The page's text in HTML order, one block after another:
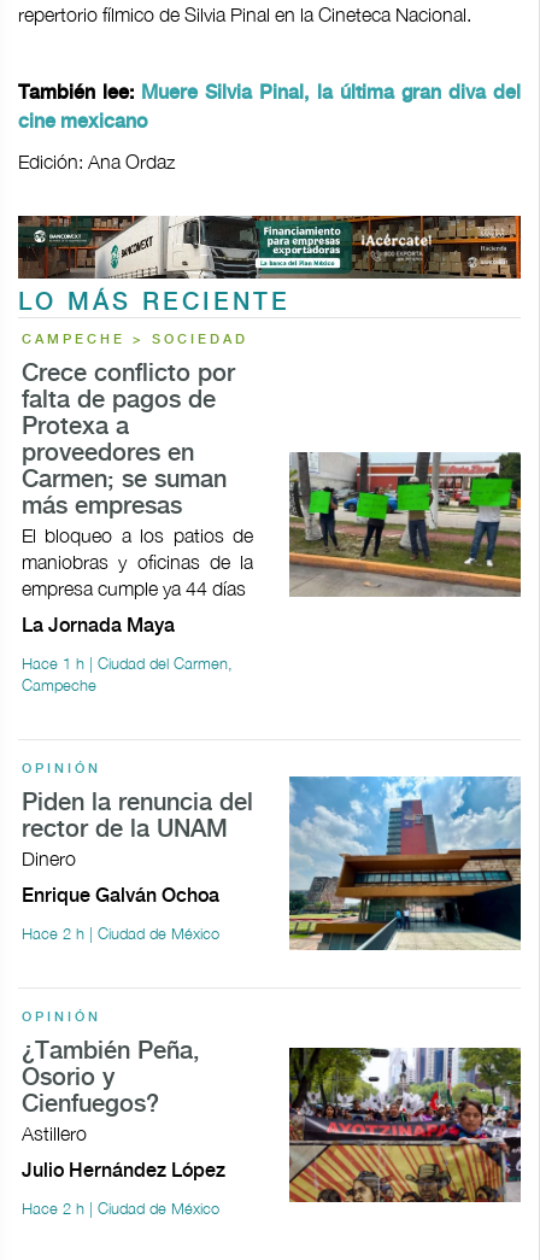
repertorio fílmico de Silvia Pinal en la Cineteca Nacional.
También lee: Muere Silvia Pinal, la última gran diva del
cine mexicano
Edición: Ana Ordaz
LO MÁS RECIENTE
CAMPECHE > SOCIEDAD
Crece conflicto por
falta de pagos de
Protexa a
proveedores en
Carmen; se suman
más empresas
El bloqueo a los patios de
maniobras y oficinas de la
empresa cumple ya 44 días
La Jornada Maya
Hace 1 h | Ciudad del Carmen,
Campeche
OPINIÓN
Piden la renuncia del
rector de la UNAM
Dinero
Enrique Galván Ochoa
Hace 2 h | Ciudad de México
OPINIÓN
¿También Peña,
Osorio y
Cienfuegos?
Astillero
Julio Hernández López
Hace 2 h | Ciudad de México